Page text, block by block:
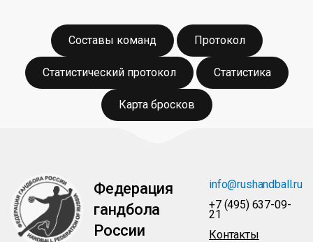
Составы команд Протокол
Статистический протокол Статистика
Карта бросков
Федерация
гандбола
России
info@rushandball.ru
+7 (495) 637-09-
21
Контакты